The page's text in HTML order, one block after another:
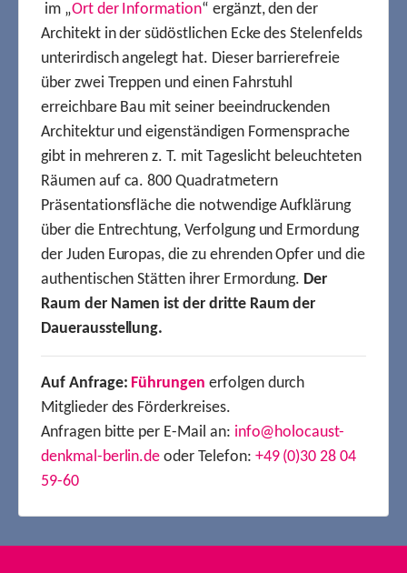
im „Ort der Information“ ergänzt, den der
Architekt in der südöstlichen Ecke des Stelenfelds
unterirdisch angelegt hat. Dieser barrierefreie
über zwei Treppen und einen Fahrstuhl
erreichbare Bau mit seiner beeindruckenden
Architektur und eigenständigen Formensprache
gibt in mehreren z. T. mit Tageslicht beleuchteten
Räumen auf ca. 800 Quadratmetern
Präsentationsfläche die notwendige Aufklärung
über die Entrechtung, Verfolgung und Ermordung
der Juden Europas, die zu ehrenden Opfer und die
authentischen Stätten ihrer Ermordung. Der
Raum der Namen ist der dritte Raum der
Dauerausstellung.
Auf Anfrage: Führungen erfolgen durch
Mitglieder des Förderkreises.
Anfragen bitte per E-Mail an: info@holocaust-
denkmal-berlin.de oder Telefon: +49 (0)30 28 04
59-60